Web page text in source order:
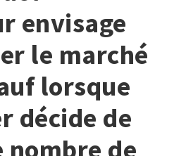
envisage
le marché
lorsque
décide de
de